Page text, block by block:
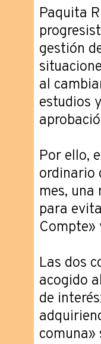
Paquita
gestión
al
estudios
Por ello,
ordinario
mes,
para
Compte»
Las dos
acogido
de